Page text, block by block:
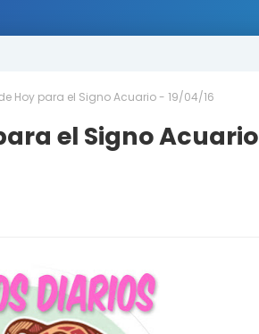
Hoy para el Signo Acuario - 19/04/16
el Signo Acuario